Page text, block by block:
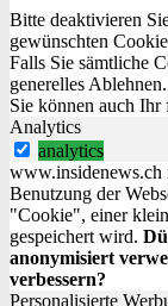
Bitte deaktivieren
gewünschten
Falls Sie sämtliche
generelles Ablehnen.
Sie können auch Ihr
Analytics
analytics
www.insidenews.ch
Benutzung der
"Cookie", einer
gespeichert wird.
anonymisiert
verbessern?
Personalisierte